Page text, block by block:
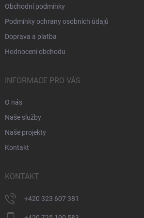
Obchodní podmínky
Podmínky ochrany osobních údajů
Doprava a platba
Hodnocení obchodu
INFORMACE PRO VÁS
O nás
Naše služby
Naše projekty
Kontakt
KONTAKT
+420 323 607 381